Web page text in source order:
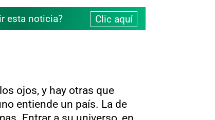
esta noticia? Clic aquí
ojos, y hay otras que
entiende un país. La de